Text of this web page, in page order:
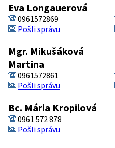
Eva Longauerová
0961572869
Pošli správu
Mgr. Mikušáková
Martina
0961572861
Pošli správu
Bc. Mária Kropilová
0961 572 878
Pošli správu